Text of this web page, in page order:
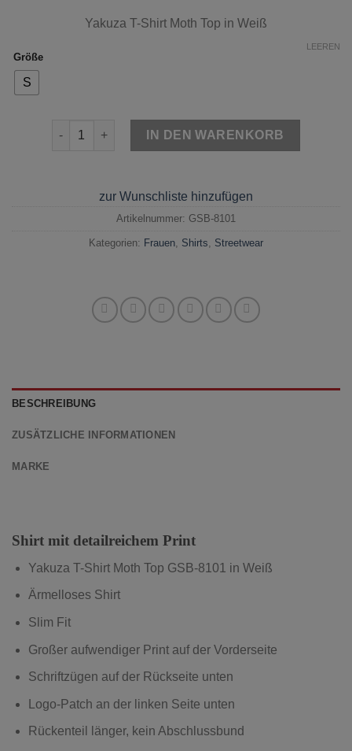
Yakuza T-Shirt Moth Top in Weiß
Größe
S
LEEREN
Yakuza T-Shirt Moth Top Weiß Menge
IN DEN WARENKORB
zur Wunschliste hinzufügen
Artikelnummer: GSB-8101
Kategorien: Frauen Shirts Streetwear
BESCHREIBUNG
ZUSÄTZLICHE INFORMATIONEN
MARKE
Shirt mit detailreichem Print
Yakuza T-Shirt Moth Top GSB-8101 in Weiß
Ärmelloses Shirt
Slim Fit
Großer aufwendiger Print auf der Vorderseite
Schriftzügen auf der Rückseite unten
Logo-Patch an der linken Seite unten
Rückenteil länger, kein Abschlussbund